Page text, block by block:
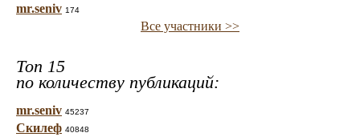
mr.seniv 174
Все участники >>
Топ 15
по количеству публикаций:
mr.seniv 45237
Скилеф 40848